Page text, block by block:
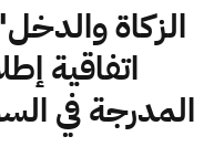
اتفاقية
المدرجة في